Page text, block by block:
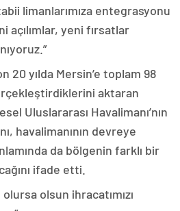
limanlarımıza entegrasyonu
açılımlar, yeni fırsatlar
20 yılda Mersin’e toplam 98
aktaran
Uluslararası Havalimanı’nın
havalimanının devreye
da bölgenin farklı bir
ifade etti.
olsun ihracatımızı